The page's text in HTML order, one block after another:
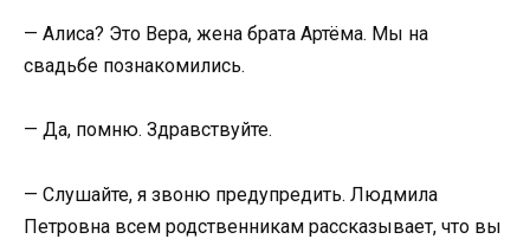
— Алиса? Это Вера, жена брата Артёма. Мы на
свадьбе познакомились.
— Да, помню. Здравствуйте.
— Слушайте, я звоню предупредить. Людмила
Петровна всем родственникам рассказывает, что вы